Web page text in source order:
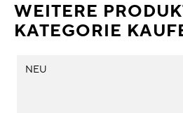
WEITERE
KATEGORIE
NEU